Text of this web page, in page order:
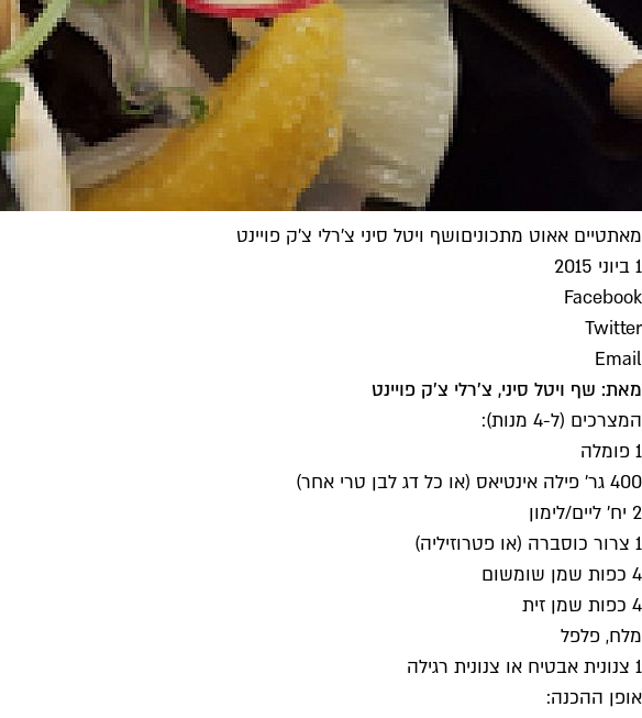
מאתטיים אאוט מתכוניםושף ויטל סיני צ'רלי צ'ק פויינט
1 ביוני 2015
Facebook
Twitter
Email
מאת: שף ויטל סיני, צ'רלי צ'ק פויינט
המצרכים (ל-4 מנות):
1 פומלה
400 גר' פילה אינטיאס (או כל דג לבן טרי אחר)
2 יח' ליים/לימון
1 צרור כוסברה (או פטרוזיליה)
4 כפות שמן שומשום
4 כפות שמן זית
מלח, פלפל
1 צנונית אבטיח או צנונית רגילה
אופן ההכנה: